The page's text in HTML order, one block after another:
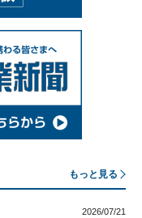
もっと見る
2026/07/21